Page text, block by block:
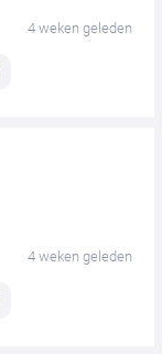
4 weken geleden
4 weken geleden